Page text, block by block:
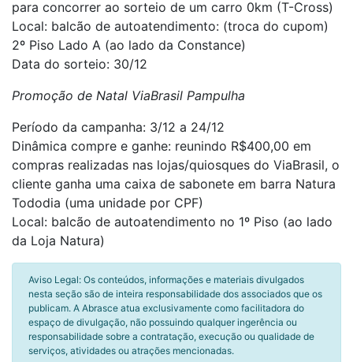
para concorrer ao sorteio de um carro 0km (T-Cross)
Local: balcão de autoatendimento: (troca do cupom)
2º Piso Lado A (ao lado da Constance)
Data do sorteio: 30/12
Promoção de Natal ViaBrasil Pampulha
Período da campanha: 3/12 a 24/12
Dinâmica compre e ganhe: reunindo R$400,00 em
compras realizadas nas lojas/quiosques do ViaBrasil, o
cliente ganha uma caixa de sabonete em barra Natura
Tododia (uma unidade por CPF)
Local: balcão de autoatendimento no 1º Piso (ao lado
da Loja Natura)
Aviso Legal: Os conteúdos, informações e materiais divulgados
nesta seção são de inteira responsabilidade dos associados que os
publicam. A Abrasce atua exclusivamente como facilitadora do
espaço de divulgação, não possuindo qualquer ingerência ou
responsabilidade sobre a contratação, execução ou qualidade de
serviços, atividades ou atrações mencionadas.